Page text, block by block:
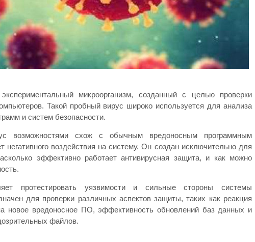
микроорганизм, созданный с целью проверки
Такой пробный вирус широко используется для анализа
и систем безопасности.
возможностями схож с обычным вредоносным программным
негативного воздействия на систему. Он создан исключительно для
эффективно работает антивирусная защита, и как можно
протестировать уязвимости и сильные стороны системы
для проверки различных аспектов защиты, таких как реакция
новое вредоносное ПО, эффективность обновлений баз данных и
файлов.